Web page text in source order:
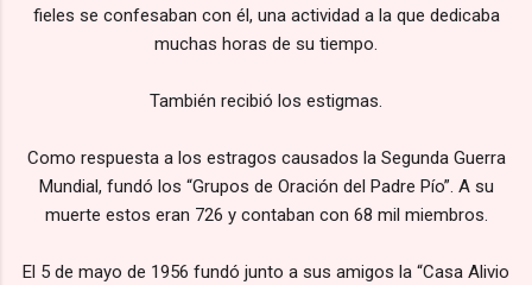
fieles se confesaban con él, una actividad a la que dedicaba
muchas horas de su tiempo.
También recibió los estigmas.
Como respuesta a los estragos causados la Segunda Guerra
Mundial, fundó los “Grupos de Oración del Padre Pío”. A su
muerte estos eran 726 y contaban con 68 mil miembros.
El 5 de mayo de 1956 fundó junto a sus amigos la “Casa Alivio